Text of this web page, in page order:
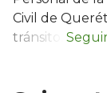
Civil de
tránsito.